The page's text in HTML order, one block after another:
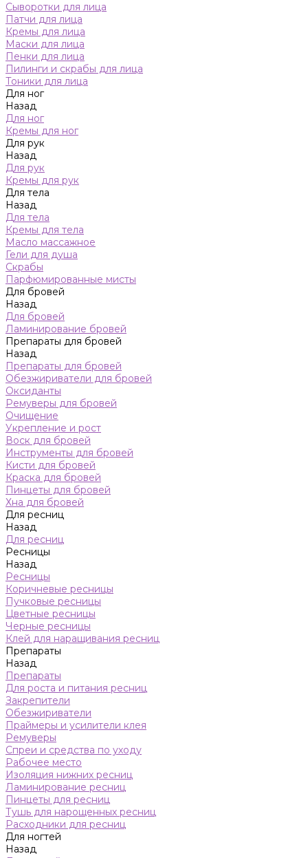
Сыворотки для лица
Патчи для лица
Кремы для лица
Маски для лица
Пенки для лица
Пилинги и скрабы для лица
Тоники для лица
Для ног
Назад
Для ног
Кремы для ног
Для рук
Назад
Для рук
Кремы для рук
Для тела
Назад
Для тела
Кремы для тела
Масло массажное
Гели для душа
Скрабы
Парфюмированные мисты
Для бровей
Назад
Для бровей
Ламинирование бровей
Препараты для бровей
Назад
Препараты для бровей
Обезжириватели для бровей
Оксиданты
Ремуверы для бровей
Очищение
Укрепление и рост
Воск для бровей
Инструменты для бровей
Кисти для бровей
Краска для бровей
Пинцеты для бровей
Хна для бровей
Для ресниц
Назад
Для ресниц
Ресницы
Назад
Ресницы
Коричневые ресницы
Пучковые ресницы
Цветные ресницы
Черные ресницы
Клей для наращивания ресниц
Препараты
Назад
Препараты
Для роста и питания ресниц
Закрепители
Обезжириватели
Праймеры и усилители клея
Ремуверы
Спреи и средства по уходу
Рабочее место
Изоляция нижних ресниц
Ламинирование ресниц
Пинцеты для ресниц
Тушь для нарощенных ресниц
Расходники для ресниц
Для ногтей
Назад